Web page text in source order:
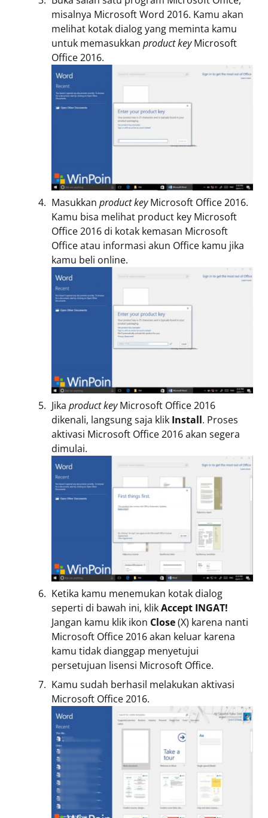
misalnya Microsoft Word 2016. Kamu akan
melihat kotak dialog yang meminta kamu
untuk memasukkan product keyMicrosoft
Office 2016.
Masukkan product keyMicrosoft Office 2016.
Kamu bisa melihat product key Microsoft
Office 2016 di kotak kemasan Microsoft
Office atau informasi akun Office kamu jika
kamu beli online.
Jika product keyMicrosoft Office 2016
dikenali, langsung saja klik Install. Proses
aktivasi Microsoft Office 2016 akan segera
dimulai.
Ketika kamu menemukan kotak dialog
seperti di bawah ini, klikAccept INGAT!
Jangan kamu klik ikon Close(X) karena nanti
Microsoft Office 2016 akan keluar karena
kamu tidak dianggap menyetujui
persetujuan lisensi Microsoft Office.
Kamu sudah berhasil melakukan aktivasi
Microsoft Office 2016.